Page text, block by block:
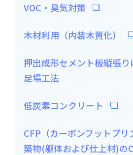
VOC・臭気対策
木材利用（内装木質化）
押出成形セメント板縦張り
足場工法
低炭素コンクリート
CFP（カーボンフットプリ
築物(躯体および仕上材)の